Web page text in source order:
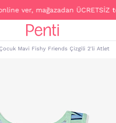
ÜCRETSİZ teslim al!
Mavi Fishy Friends Çizgili 2'li Atlet